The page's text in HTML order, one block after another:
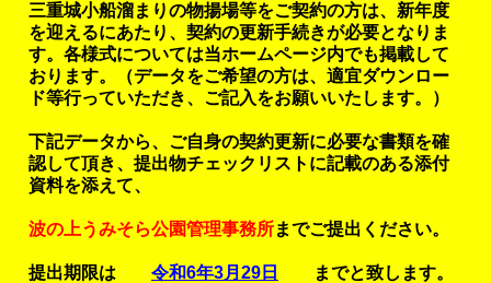
三重城小船溜まりの物揚場等をご契約の方は、新年度
を迎えるにあたり、契約の更新手続きが必要となりま
す。各様式については当ホームページ内でも掲載して
おります。（データをご希望の方は、適宜ダウンロー
ド等行っていただき、ご記入をお願いいたします。）
下記データから、ご自身の契約更新に必要な書類を確
認して頂き、提出物チェックリストに記載のある添付
資料を添えて、
波の上うみそら公園管理事務所までご提出ください。
提出期限は 令和6年3月29日 までと致します。